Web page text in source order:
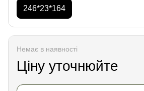
246*23*164
Немає в наявності
Ціну уточнюйте